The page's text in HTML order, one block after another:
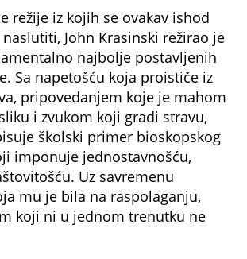
režije iz kojih se ovakav ishod
John Krasinski režirao je
najbolje postavljenih
Sa napetošću koja proističe iz
pripovedanjem koje je mahom
i zvukom koji gradi stravu,
školski primer bioskopskog
imponuje jednostavnošću,
Uz savremenu
mu je bila na raspolaganju,
koji ni u jednom trenutku ne